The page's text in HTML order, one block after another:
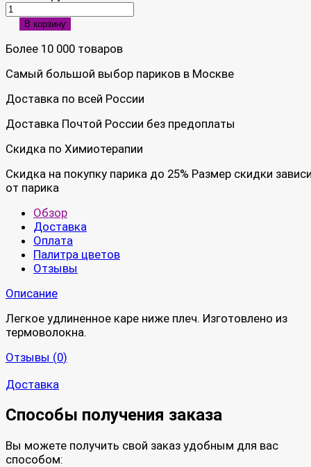
В корзину
Более 10 000 товаров
Самый большой выбор париков в Москве
Доставка по всей России
Доставка Почтой России без предоплаты
Скидка по Химиотерапии
Скидка на покупку парика до 25% Размер скидки
от парика
Обзор
Доставка
Оплата
Палитра цветов
Отзывы
Описание
Легкое удлиненное каре ниже плеч. Изготовлено из
термоволокна.
Отзывы (0)
Доставка
Способы получения заказа
Вы можете получить свой заказ удобным для вас
способом: